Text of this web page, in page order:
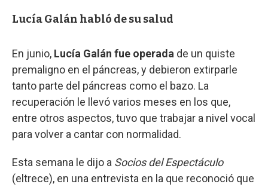
Lucía Galán habló de su salud
En junio, Lucía Galán fue operada de un quiste
premaligno en el páncreas, y debieron extirparle
tanto parte del páncreas como el bazo. La
recuperación le llevó varios meses en los que,
entre otros aspectos, tuvo que trabajar a nivel vocal
para volver a cantar con normalidad.
Esta semana le dijo a Socios del Espectáculo
(eltrece), en una entrevista en la que reconoció que